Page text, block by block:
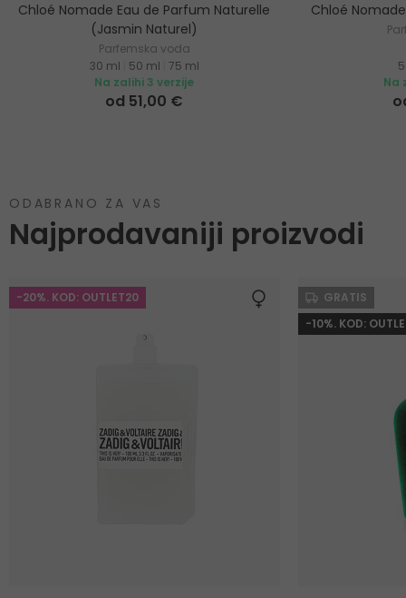
Chloé Nomade Eau de Parfum Naturelle
(Jasmin Naturel)
Parfemska voda
30 ml
50 ml 75 ml
Na zalihi 3 verzije
od 51,00 €
Chloé
Na
ODABRANO ZA VAS
Najprodavaniji proizvodi
-20%. KOD: OUTLET20
GRATIS
-10%. KOD: